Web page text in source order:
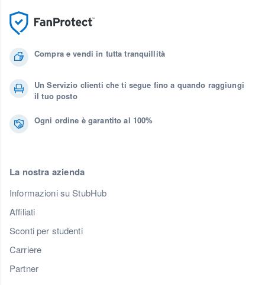
Compra e vendi in tutta tranquillità
Un Servizio clienti che ti segue fino a quando raggiungi
il tuo posto
Ogni ordine è garantito al 100%
La nostra azienda
Informazioni su StubHub
Affiliati
Sconti per studenti
Carriere
Partner